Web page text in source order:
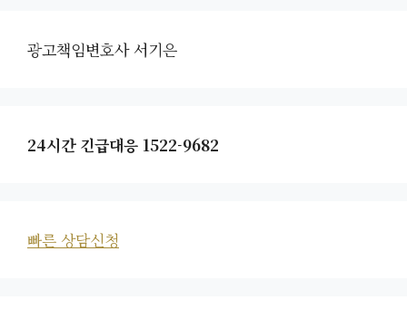
광고책임변호사 서기은
24시간 긴급대응 1522-9682
빠른 상담신청